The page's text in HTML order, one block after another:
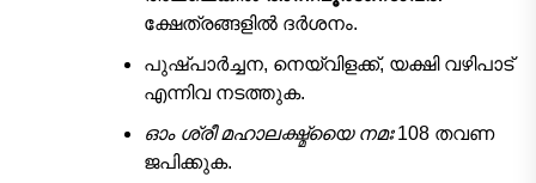
ക്ഷേത്രങ്ങളിൽ ദർശനം.
പുഷ്പാർച്ചന, നെയ്‌വിളക്ക്, യക്ഷി വഴിപാട്
എന്നിവ നടത്തുക.
ഓം ശ്രീ മഹാലക്ഷ്മ്യൈ നമഃ108 തവണ
ജപിക്കുക.